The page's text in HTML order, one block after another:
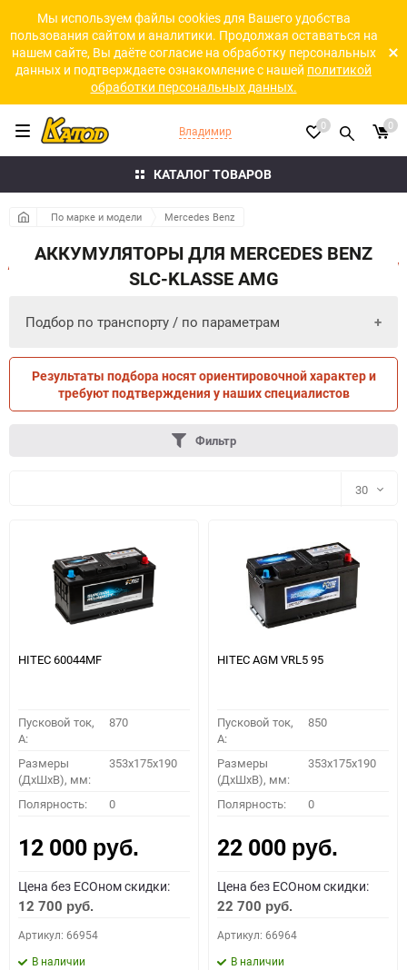
Мы используем файлы cookies для Вашего удобства
пользования сайтом и аналитики. Продолжая оставаться на
нашем сайте, Вы даёте согласие на обработку персональных
данных и подтверждаете ознакомление с нашей политикой
обработки персональных данных.
КАТАЛОГ ТОВАРОВ
Владимир 0 0
По марке и модели Mercedes Benz
АККУМУЛЯТОРЫ ДЛЯ MERCEDES BENZ
SLC-KLASSE AMG
Подбор по транспорту / по параметрам
ПО ТРАНСПОРТУ ПО ПАРАМЕТРАМ
ПОДОБРАТЬ
Как определить полярность?
0 - обратная 1 - прямая 3 - обратная 4 - прямая
Результаты подбора носят ориентировочной характер и
требуют подтверждения у наших специалистов
Фильтр
30
30
60
90
HITEC 60044MF
Пусковой ток,
A:
870
Размеры
(ДхШхВ), мм:
353x175x190
Полярность: 0
12 000 руб.
Цена без ECOном скидки:
12 700 руб.
Артикул: 66954
В наличии
HITEC AGM VRL5 95
Пусковой ток,
A:
850
Размеры
(ДхШхВ), мм:
353x175x190
Полярность: 0
22 000 руб.
Цена без ECOном скидки:
22 700 руб.
Артикул: 66964
В наличии